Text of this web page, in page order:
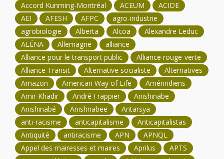
Accord Kunming-Montréal
ACEUM
ACIDE
AEI
AFESH AFPC
agro-industrie
agrobiologie
Alberta Alcoa
Alexandre Leduc
ALÉNA
Allemagne
alliance
Alliance pour le transport public
Alliance rouge-verte
Alliance Transit
Alternative socialiste
Alternatives
Amazon
American Way of Life
Amérindiens
Amir Khadir
André Frappier
Anishinabe
Anishinabé
Anishnabee
Antarsya
anti-racisme
anticapitalisme
Anticapitalistas
Antiquité
antiracisme APN
APNQL
Appel des mairesses et maires
Aprilus
APTS